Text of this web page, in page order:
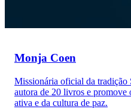
Monja Coen
Missionária oficial da
autora de 20 livros e
ativa e da cultura de paz.